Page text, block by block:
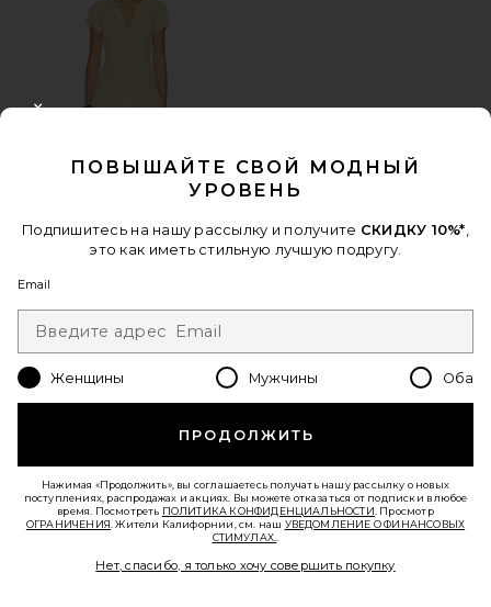
ПЛАТЬЕ MERADETH
superdown
ПОВЫШАЙТЕ СВОЙ МОДНЫЙ
УРОВЕНЬ
Подпишитесь на нашу рассылку и получите СКИДКУ 10%*
это как иметь стильную лучшую подругу.
Email
Женщины Мужчины Оба
ПРОДОЛЖИТЬ
Нажимая «Продолжить», вы соглашаетесь получать нашу рассылку о новых
поступлениях, распродажах и акциях. Вы можете отказаться от подписки в любое
время. Посмотреть ПОЛИТИКА КОНФИДЕНЦИАЛЬНОСТИ . Просмотр
ОГРАНИЧЕНИЯ . Жители Калифорнии, см. наш УВЕДОМЛЕНИЕ О ФИНАНСОВЫХ
СТИМУЛАХ.
Нет, спасибо, я только хочу совершить покупку